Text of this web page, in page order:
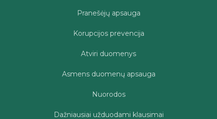
Pranešėjų apsauga
Korupcijos prevencija
Atviri duomenys
Asmens duomenų apsauga
Nuorodos
Dažniausiai užduodami klausimai